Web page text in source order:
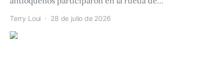
Terry Loui 28 de julio de 2026